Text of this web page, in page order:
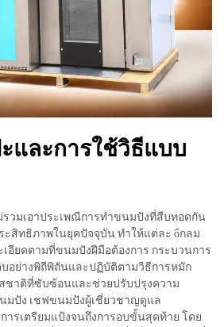
และการใช้วิธีแบบ
วมเอาประเพณีการทำขนมปังที่สืบทอดกัน
ะสิทธิภาพในยุคปัจจุบัน ทำให้แต่ละ ổกลม
อียดตามที่ขนมปังฝีมือต้องการ กระบวนการ
บอย่างพิถีพิถันและปฏิบัติตามวิธีการหมัก
ชาติที่ซับซ้อนและช่วยปรับปรุงความ
มปัง เชฟขนมปังผู้เชี่ยวชาญดูแล
ารเตรียมแป้งจนถึงการอบขั้นสุดท้าย โดย